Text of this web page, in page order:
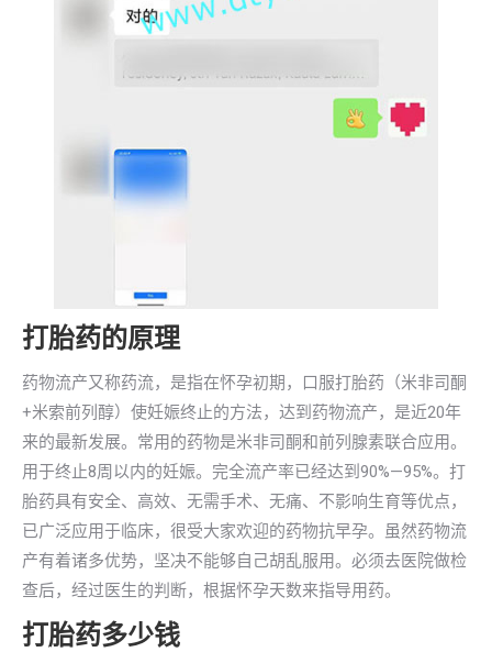
打胎药的原理
药物流产又称药流，是指在怀孕初期，口服打胎药（米非司酮
+米索前列醇）使妊娠终止的方法，达到药物流产，是近20年
来的最新发展。常用的药物是米非司酮和前列腺素联合应用。
用于终止8周以内的妊娠。完全流产率已经达到90%—95%。打
胎药具有安全、高效、无需手术、无痛、不影响生育等优点，
已广泛应用于临床，很受大家欢迎的药物抗早孕。虽然药物流
产有着诸多优势，坚决不能够自己胡乱服用。必须去医院做检
查后，经过医生的判断，根据怀孕天数来指导用药。
打胎药多少钱